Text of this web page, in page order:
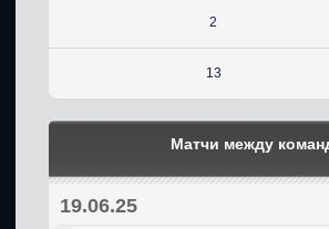
2
13
Матчи между
19.06.25